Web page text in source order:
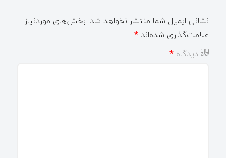
نشانی ایمیل شما منتشر نخواهد شد. بخش‌های موردنیاز
علامت‌گذاری شده‌اند *
دیدگاه *